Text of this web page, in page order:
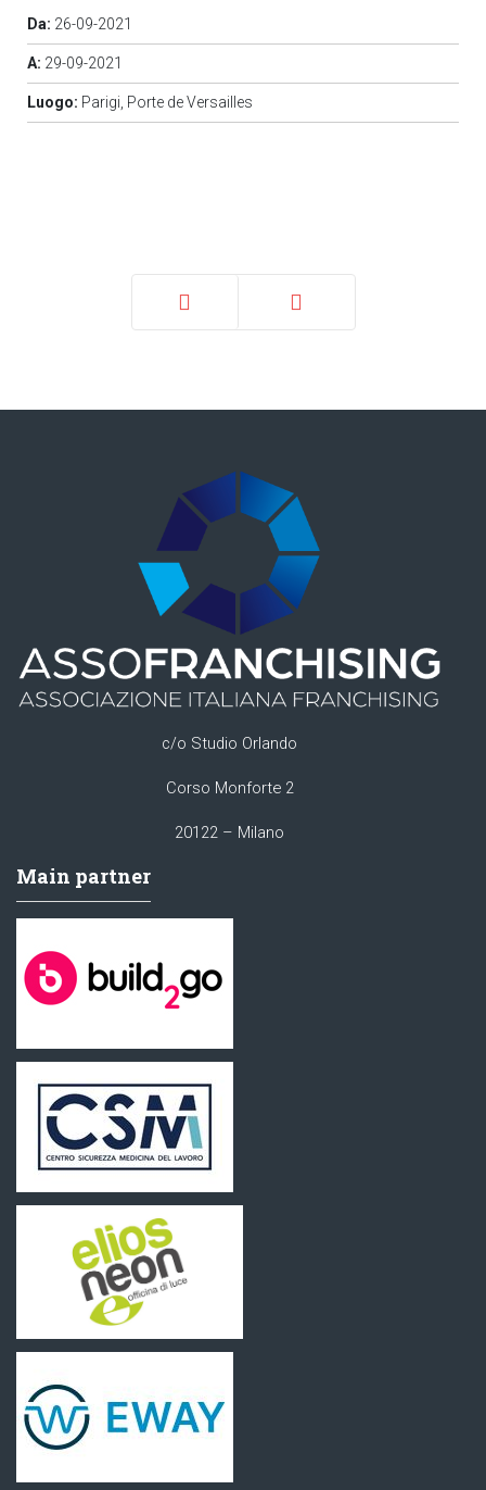
Da: 26-09-2021
A: 29-09-2021
Luogo: Parigi, Porte de Versailles
c/o Studio Orlando
Corso Monforte 2
20122 – Milano
Main partner